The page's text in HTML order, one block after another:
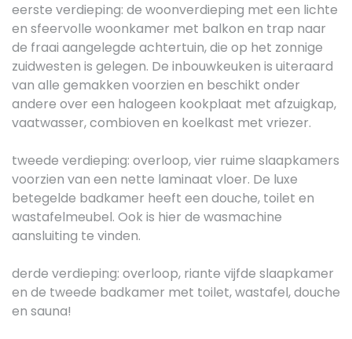
eerste verdieping: de woonverdieping met een lichte
en sfeervolle woonkamer met balkon en trap naar
de fraai aangelegde achtertuin, die op het zonnige
zuidwesten is gelegen. De inbouwkeuken is uiteraard
van alle gemakken voorzien en beschikt onder
andere over een halogeen kookplaat met afzuigkap,
vaatwasser, combioven en koelkast met vriezer.
tweede verdieping: overloop, vier ruime slaapkamers
voorzien van een nette laminaat vloer. De luxe
betegelde badkamer heeft een douche, toilet en
wastafelmeubel. Ook is hier de wasmachine
aansluiting te vinden.
derde verdieping: overloop, riante vijfde slaapkamer
en de tweede badkamer met toilet, wastafel, douche
en sauna!